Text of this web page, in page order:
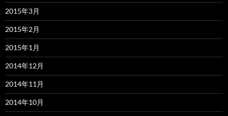
2015年3月
2015年2月
2015年1月
2014年12月
2014年11月
2014年10月